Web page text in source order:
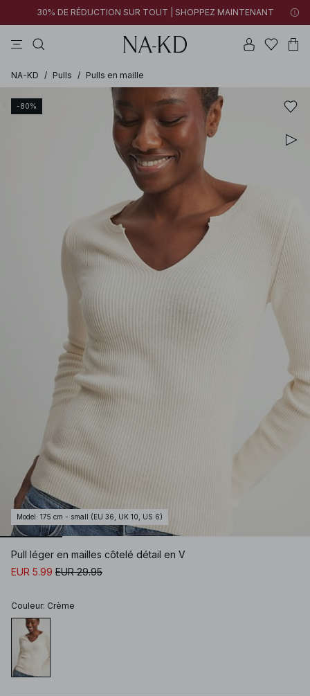
30% DE RÉDUCTION SUR TOUT | SHOPPEZ MAINTENANT
NA-KD / Pulls / Pulls en maille
-80%
Model : 175 cm - small (EU 36, UK 10, US 6)
Pull léger en mailles côtelé détail en V
EUR 5.99 EUR 29.95
Couleur: Crème